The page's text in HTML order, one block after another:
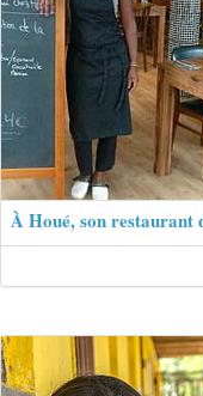
À Houé, son restaurant